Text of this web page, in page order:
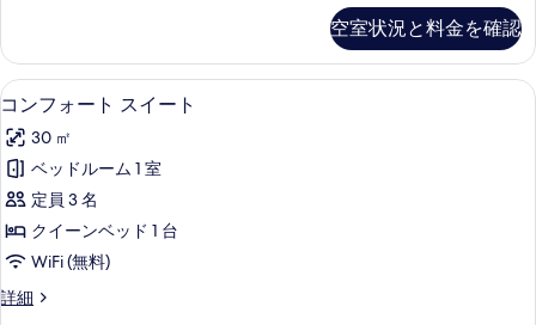
べ
て
の
写
真
を
表
示
す
ル
ー
ム
詳
細
空室状況と料金を確認
コ
ン
フ
ォ
ー
ト
ス
イ
コンフォート スイート | ミニバー、
8
コンフォート スイート
30 ㎡
ベッドルーム 1 室
定員 3 名
クイーンベッド 1 台
WiFi (無料)
詳細
コ